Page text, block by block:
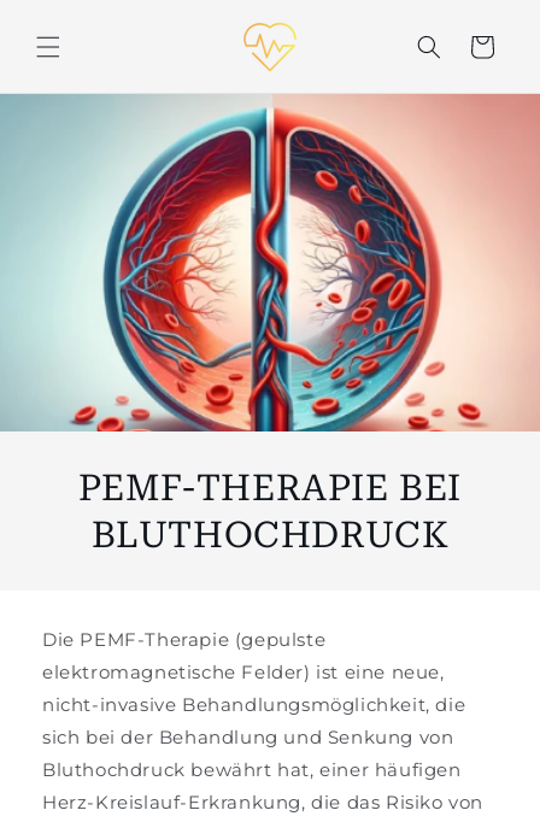
springen
Wagen
PEMF-THERAPIE BEI
BLUTHOCHDRUCK
Die PEMF-Therapie (gepulste
elektromagnetische Felder) ist eine neue,
nicht-invasive Behandlungsmöglichkeit, die
sich bei der Behandlung und Senkung von
Bluthochdruck bewährt hat, einer häufigen
Herz-Kreislauf-Erkrankung, die das Risiko von